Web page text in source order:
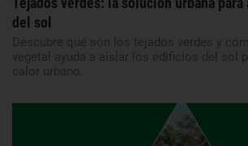
del sol
Descubre qué son los tejados verdes y
vegetal ayuda a aislar los edificios del sol
calor urbano.